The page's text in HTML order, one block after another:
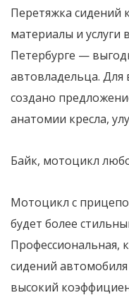
Перетяжка сидений
материалы и услуги
Петербурге —
автовладельца.
создано
анатомии кресла,
Байк, мотоцикл
Мотоцикл с
будет более
Профессиональная,
сидений
высокий